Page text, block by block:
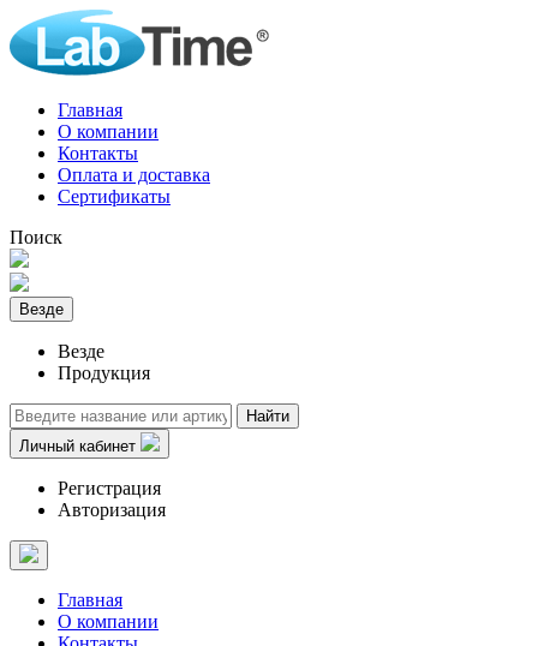
Главная
О компании
Контакты
Оплата и доставка
Сертификаты
Поиск
Везде
Везде
Продукция
Найти
Личный кабинет
Регистрация
Авторизация
Главная
О компании